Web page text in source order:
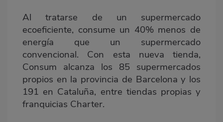
Al tratarse de un supermercado
ecoeficiente, consume un 40% menos de
energía que un supermercado
convencional. Con esta nueva tienda,
Consum alcanza los 85 supermercados
propios en la provincia de Barcelona y los
191 en Cataluña, entre tiendas propias y
franquicias Charter.